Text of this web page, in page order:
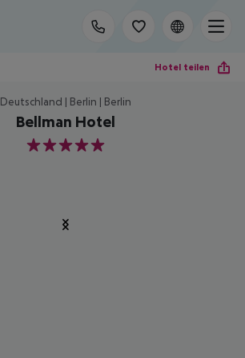
Hotel teilen
Deutschland | Berlin | Berlin
Bellman Hotel
5